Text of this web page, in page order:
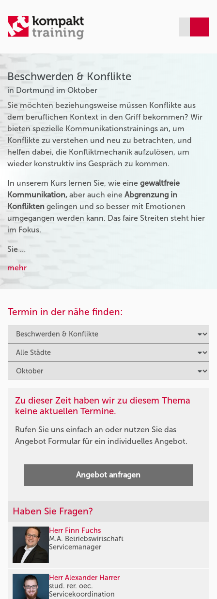
Beschwerden & Konflikte
in Dortmund im Oktober
Sie möchten beziehungsweise müssen Konflikte aus
dem beruflichen Kontext in den Griff bekommen? Wir
bieten spezielle Kommunikationstrainings an, um
Konflikte zu verstehen und neu zu betrachten, und
helfen dabei, die Konfliktmechanik aufzulösen, um
wieder konstruktiv ins Gespräch zu kommen.
In unserem Kurs lernen Sie, wie eine gewaltfreie
Kommunikation, aber auch eine Abgrenzung in
Konflikten gelingen und so besser mit Emotionen
umgegangen werden kann. Das faire Streiten steht hier
im Fokus.
Sie …
mehr
Termin in der nähe finden:
Zu dieser Zeit haben wir zu diesem Thema
keine aktuellen Termine.
Rufen Sie uns einfach an oder nutzen Sie das
Angebot Formular für ein individuelles Angebot.
Angebot anfragen
Haben Sie Fragen?
Herr Finn Fuchs
M.A. Betriebswirtschaft
Servicemanager
Herr Alexander Harrer
stud. rer. oec.
Servicekoordination